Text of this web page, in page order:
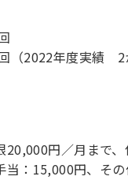
（2022年度実績 2
20,000円／月まで
当：15,000円、そ